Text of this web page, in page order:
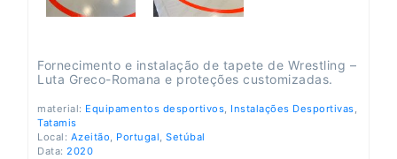
Fornecimento e instalação de tapete de Wrestling –
Luta Greco-Romana e proteções customizadas.
material: Equipamentos desportivos, Instalações Desportivas,
Tatamis
Local: Azeitão, Portugal, Setúbal
Data: 2020